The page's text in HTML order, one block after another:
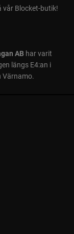
vår Blocket-butik!
ABhar varit
längs E4:an i
Värnamo.